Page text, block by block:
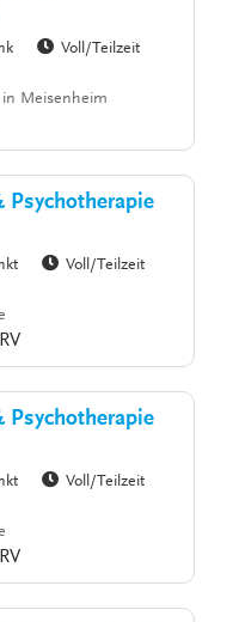
Voll/Teilzeit
Meisenheim
Psychotherapie
Voll/Teilzeit
Psychotherapie
Voll/Teilzeit